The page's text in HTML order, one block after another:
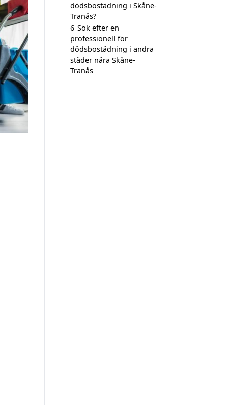
dödsbostädning i Skåne-
Tranås?
6 Sök efter en
professionell för
dödsbostädning i andra
städer nära Skåne-
Tranås